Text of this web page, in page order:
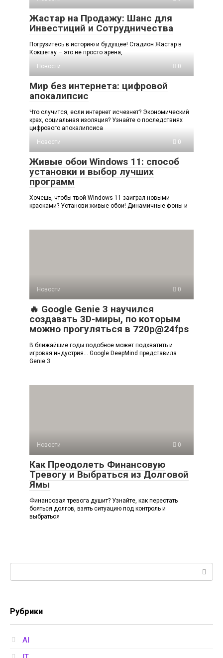
Жастар на Продажу: Шанс для
Инвестиций и Сотрудничества
Погрузитесь в историю и будущее! Стадион Жастар в
Кокшетау – это не просто арена,
Новости
0
Мир без интернета: цифровой
апокалипсис
Что случится, если интернет исчезнет? Экономический
крах, социальная изоляция? Узнайте о последствиях
цифрового апокалипсиса
Новости
0
Живые обои Windows 11: способ
установки и выбор лучших
программ
Хочешь, чтобы твой Windows 11 заиграл новыми
красками? Установи живые обои! Динамичные фоны и
Новости 0
🔥 Google Genie 3 научился
создавать 3D-миры, по которым
можно прогуляться в 720p@24fps
В ближайшие годы подобное может подхватить и
игровая индустрия… Google DeepMind представила
Genie 3
Новости 0
Как Преодолеть Финансовую
Тревогу и Выбраться из Долговой
Ямы
Финансовая тревога душит? Узнайте, как перестать
бояться долгов, взять ситуацию под контроль и
выбраться
Рубрики
AI